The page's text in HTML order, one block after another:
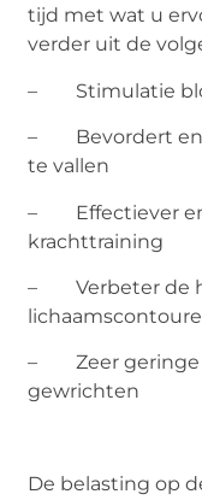
tijd met wat u
verder uit de
– Stimulatie
– Bevordert en
te vallen
– Effectiever en
krachttraining
– Verbeter de
– Zeer geringe
gewrichten
De belasting op